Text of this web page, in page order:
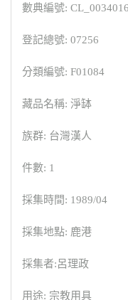
數典編號: CL_0034016
登記總號: 07256
分類編號: F01084
藏品名稱: 淨缽
族群: 台灣漢人
件數: 1
採集時間: 1989/04
採集地點: 鹿港
採集者:呂理政
用途: 宗教用具